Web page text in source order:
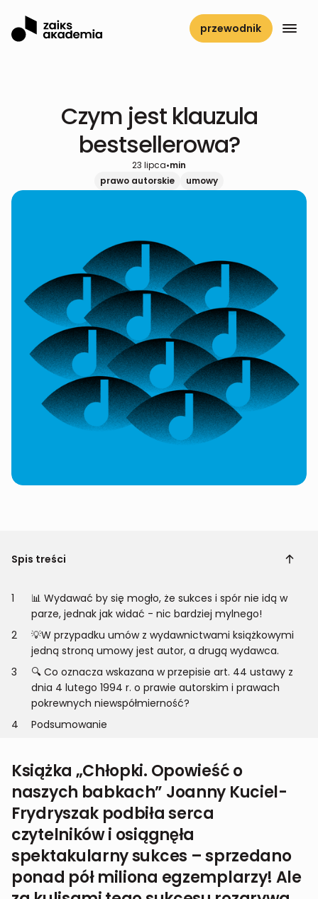
przewodnik
Czym jest klauzula
bestsellerowa?
23 lipca•min
prawo autorskie
umowy
Spis treści
1
📊 Wydawać by się mogło, że sukces i spór nie idą w
parze, jednak jak widać - nic bardziej mylnego!
2
💡W przypadku umów z wydawnictwami książkowymi
jedną stroną umowy jest autor, a drugą wydawca.
3
🔍 Co oznacza wskazana w przepisie art. 44 ustawy z
dnia 4 lutego 1994 r. o prawie autorskim i prawach
pokrewnych niewspółmierność?
4
Podsumowanie
Książka „Chłopki. Opowieść o
naszych babkach” Joanny Kuciel-
Frydryszak podbiła serca
czytelników i osiągnęła
spektakularny sukces – sprzedano
ponad pół miliona egzemplarzy! Ale